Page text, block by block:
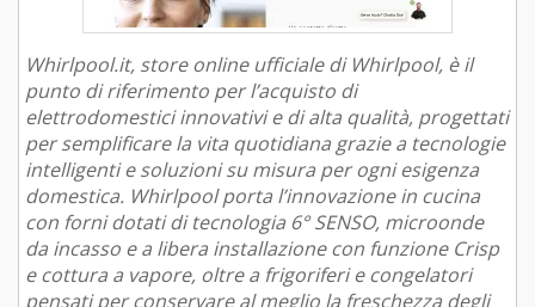
Whirlpool.it, store online ufficiale di Whirlpool, è il
punto di riferimento per l’acquisto di
elettrodomestici innovativi e di alta qualità, progettati
per semplificare la vita quotidiana grazie a tecnologie
intelligenti e soluzioni su misura per ogni esigenza
domestica. Whirlpool porta l’innovazione in cucina
con forni dotati di tecnologia 6° SENSO, microonde
da incasso e a libera installazione con funzione Crisp
e cottura a vapore, oltre a frigoriferi e congelatori
pensati per conservare al meglio la freschezza degli